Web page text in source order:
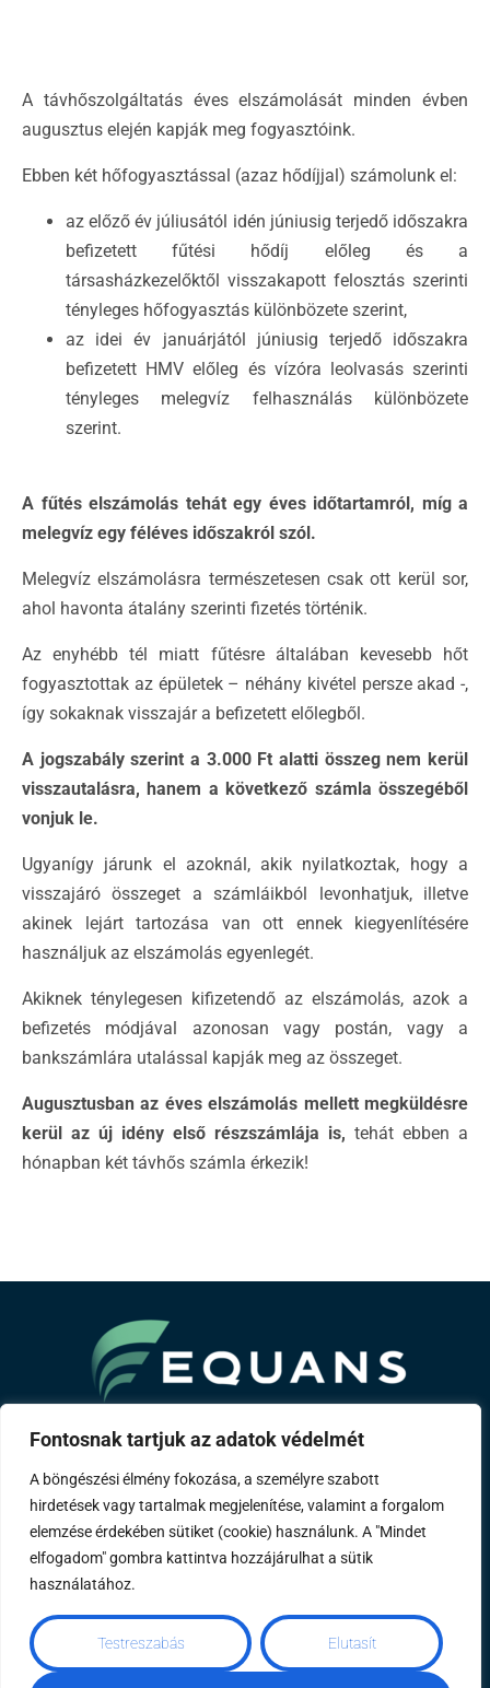
Fontosnak tartjuk az adatok védelmét
A böngészési élmény fokozása, a személyre szabott
hirdetések vagy tartalmak megjelenítése, valamint a forgalom
elemzése érdekében sütiket (cookie) használunk. A "Mindet
elfogadom" gombra kattintva hozzájárulhat a sütik
használatához.
Testreszabás Elutasít
A távhőszolgáltatás éves elszámolását minden évben
augusztus elején kapják meg fogyasztóink.
Ebben két hőfogyasztással (azaz hődíjjal) számolunk el:
az előző év júliusától idén júniusig terjedő időszakra
befizetett fűtési hődíj előleg és a
társasházkezelőktől visszakapott felosztás szerinti
tényleges hőfogyasztás különbözete szerint,
az idei év januárjától júniusig terjedő időszakra
befizetett HMV előleg és vízóra leolvasás szerinti
tényleges melegvíz felhasználás különbözete
szerint.
A fűtés elszámolás tehát egy éves időtartamról, míg a
melegvíz egy féléves időszakról szól.
Melegvíz elszámolásra természetesen csak ott kerül sor,
ahol havonta átalány szerinti fizetés történik.
Az enyhébb tél miatt fűtésre általában kevesebb hőt
fogyasztottak az épületek – néhány kivétel persze akad -,
így sokaknak visszajár a befizetett előlegből.
A jogszabály szerint a 3.000 Ft alatti összeg nem kerül
visszautalásra, hanem a következő számla összegéből
vonjuk le.
Ugyanígy járunk el azoknál, akik nyilatkoztak, hogy a
visszajáró összeget a számláikból levonhatjuk, illetve
akinek lejárt tartozása van ott ennek kiegyenlítésére
használjuk az elszámolás egyenlegét.
Akiknek ténylegesen kifizetendő az elszámolás, azok a
befizetés módjával azonosan vagy postán, vagy a
bankszámlára utalással kapják meg az összeget.
Augusztusban az éves elszámolás mellett megküldésre
kerül az új idény első részszámlája is, tehát ebben a
hónapban két távhős számla érkezik!
A Bouygues csoport tagja
Rólunk Szakterületeink Referenciáink
Távhő
KarrierKapcsolatImpresszum
Mérőóraállás rögzítése
Éves energetikai
Szemléletformálás